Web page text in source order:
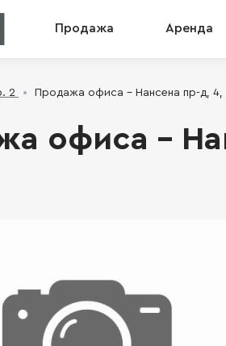
Продажа Аренда
2 Продажа офиса - Нансена пр-д, 4,
офиса -